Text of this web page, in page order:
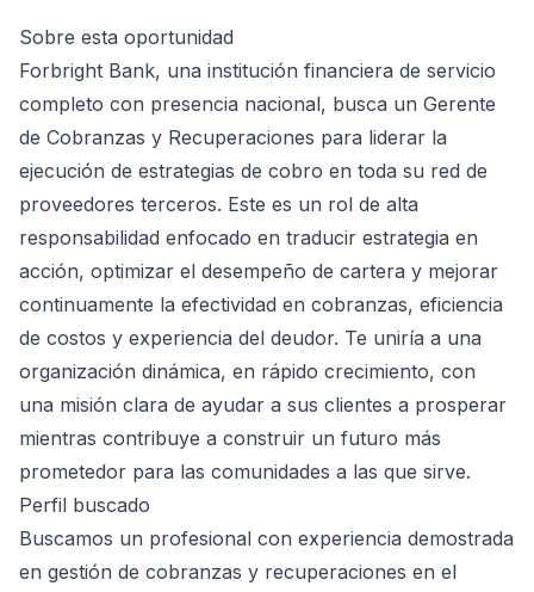
Sobre esta oportunidad
Forbright Bank, una institución financiera de servicio
completo con presencia nacional, busca un Gerente
de Cobranzas y Recuperaciones para liderar la
ejecución de estrategias de cobro en toda su red de
proveedores terceros. Este es un rol de alta
responsabilidad enfocado en traducir estrategia en
acción, optimizar el desempeño de cartera y mejorar
continuamente la efectividad en cobranzas, eficiencia
de costos y experiencia del deudor. Te uniría a una
organización dinámica, en rápido crecimiento, con
una misión clara de ayudar a sus clientes a prosperar
mientras contribuye a construir un futuro más
prometedor para las comunidades a las que sirve.
Perfil buscado
Buscamos un profesional con experiencia demostrada
en gestión de cobranzas y recuperaciones en el